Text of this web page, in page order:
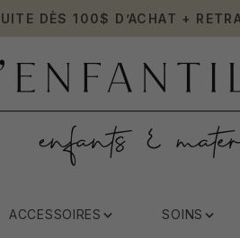
DÈS 100$ D’ACHAT +
ACCESSOIRES SOINS